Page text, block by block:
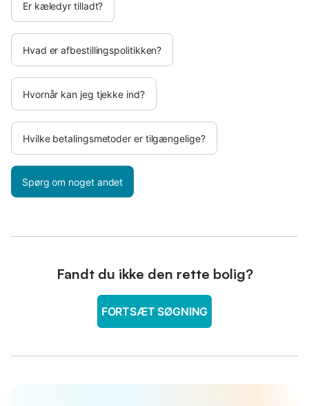
Er kæledyr tilladt?
Hvad er afbestillingspolitikken?
Hvornår kan jeg tjekke ind?
Hvilke betalingsmetoder er tilgængelige?
Spørg om noget andet
Fandt du ikke den rette bolig?
FORTSÆT SØGNING